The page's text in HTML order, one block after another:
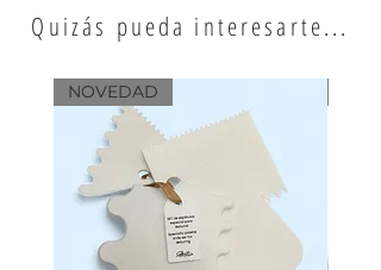
Quizás pueda interesarte...
NOVEDAD